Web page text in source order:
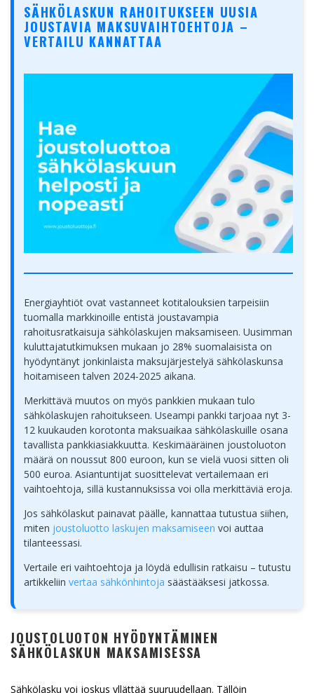
SÄHKÖLASKUN RAHOITUKSEEN UUSIA
JOUSTAVIA MAKSUVAIHTOEHTOJA –
VERTAILU KANNATTAA
Energiayhtiöt ovat vastanneet kotitalouksien tarpeisiin
tuomalla markkinoille entistä joustavampia
rahoitusratkaisuja sähkölaskujen maksamiseen. Uusimman
kuluttajatutkimuksen mukaan jo 28% suomalaisista on
hyödyntänyt jonkinlaista maksujärjestelyä sähkölaskunsa
hoitamiseen talven 2024-2025 aikana.
Merkittävä muutos on myös pankkien mukaan tulo
sähkölaskujen rahoitukseen. Useampi pankki tarjoaa nyt 3-
12 kuukauden korotonta maksuaikaa sähkölaskuille osana
tavallista pankkiasiakkuutta. Keskimääräinen joustoluoton
määrä on noussut 800 euroon, kun se vielä vuosi sitten oli
500 euroa. Asiantuntijat suosittelevat vertailemaan eri
vaihtoehtoja, sillä kustannuksissa voi olla merkittäviä eroja.
Jos sähkölaskut painavat päälle, kannattaa tutustua siihen,
miten joustoluotto laskujen maksamiseen voi auttaa
tilanteessasi.
Vertaile eri vaihtoehtoja ja löydä edullisin ratkaisu – tutustu
artikkeliin vertaa sähkönhintoja säästääksesi jatkossa.
JOUSTOLUOTON HYÖDYNTÄMINEN
SÄHKÖLASKUN MAKSAMISESSA
Sähkölasku voi joskus yllättää suuruudellaan. Tällöin